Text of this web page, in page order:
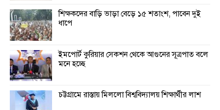
শিক্ষকদের বাড়ি ভাড়া বেড়ে ১৫ শতাংশ, পাবেন দুই
ধাপে
ইমপোর্ট কুরিয়ার সেকশন থেকে আগুনের সূত্রপাত বলে
মনে হচ্ছে
চট্টগ্রামে রাস্তায় মিললো বিশ্ববিদ্যালয় শিক্ষার্থীর লাশ